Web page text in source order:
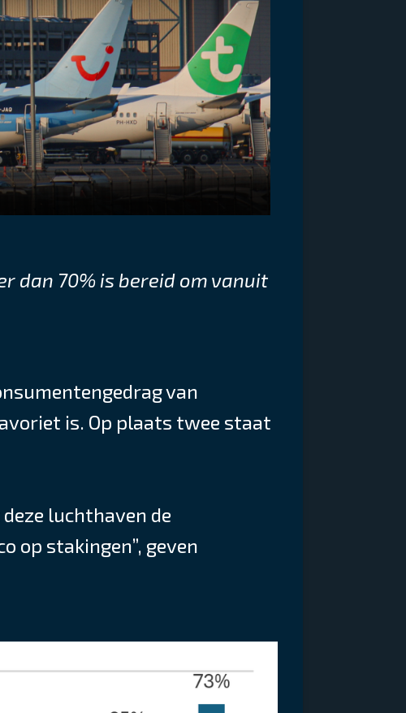
dan 70% is bereid om vanuit
van
is. Op plaats twee staat
luchthaven de
op stakingen”, geven